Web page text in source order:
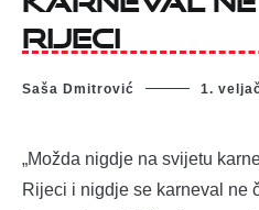
RIJECI
Saša Dmitrović 1.
„Možda nigdje na svijetu
Rijeci i nigdje se karneval ne